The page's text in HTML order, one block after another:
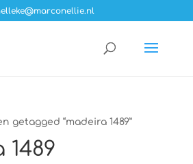
getagged “madeira 1489”
1489